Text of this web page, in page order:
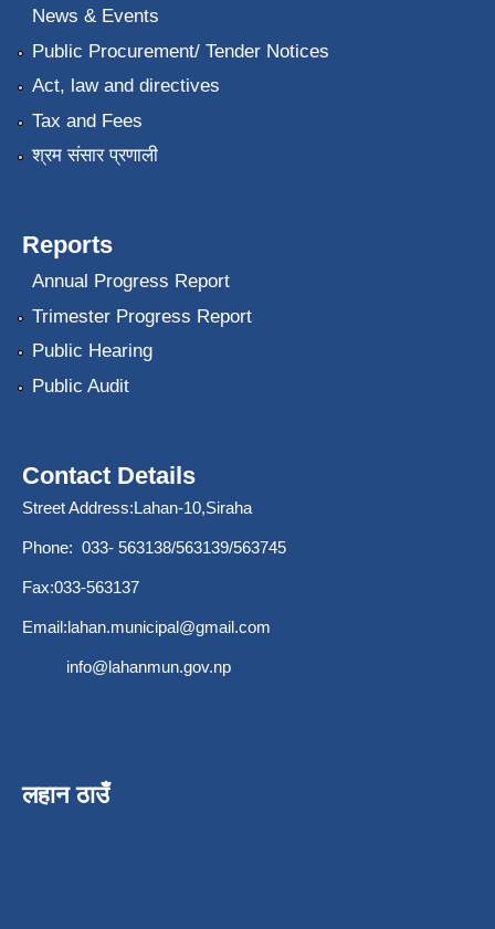
News & Events
Public Procurement/ Tender Notices
Act, law and directives
Tax and Fees
श्रम संसार प्रणाली
Reports
Annual Progress Report
Trimester Progress Report
Public Hearing
Public Audit
Contact Details
Street Address:Lahan-10,Siraha
Phone: 033- 563138/563139/563745
Fax:033-563137
Email:lahan.municipal@gmail.com
info@lahanmun.gov.np
लहान ठाउँ